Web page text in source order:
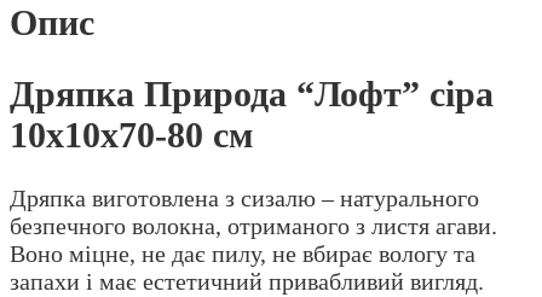
Опис
Дряпка Природа “Лофт” сіра
10х10х70-80 см
Дряпка виготовлена з сизалю – натурального
безпечного волокна, отриманого з листя агави.
Воно міцне, не дає пилу, не вбирає вологу та
запахи і має естетичний привабливий вигляд.